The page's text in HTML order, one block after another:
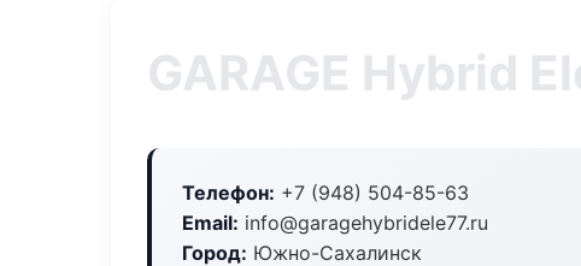
GARAGE Hybrid
Телефон: +7 (948) 504-85-63
Email: info@garagehybridele77.ru
Город: Южно-Сахалинск